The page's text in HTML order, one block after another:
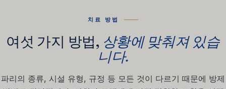
치료 방법
여섯 가지 방법, 상황에 맞춰져 있습
니다.
파리의 종류, 시설 유형, 규정 등 모든 것이 다르기 때문에 방제